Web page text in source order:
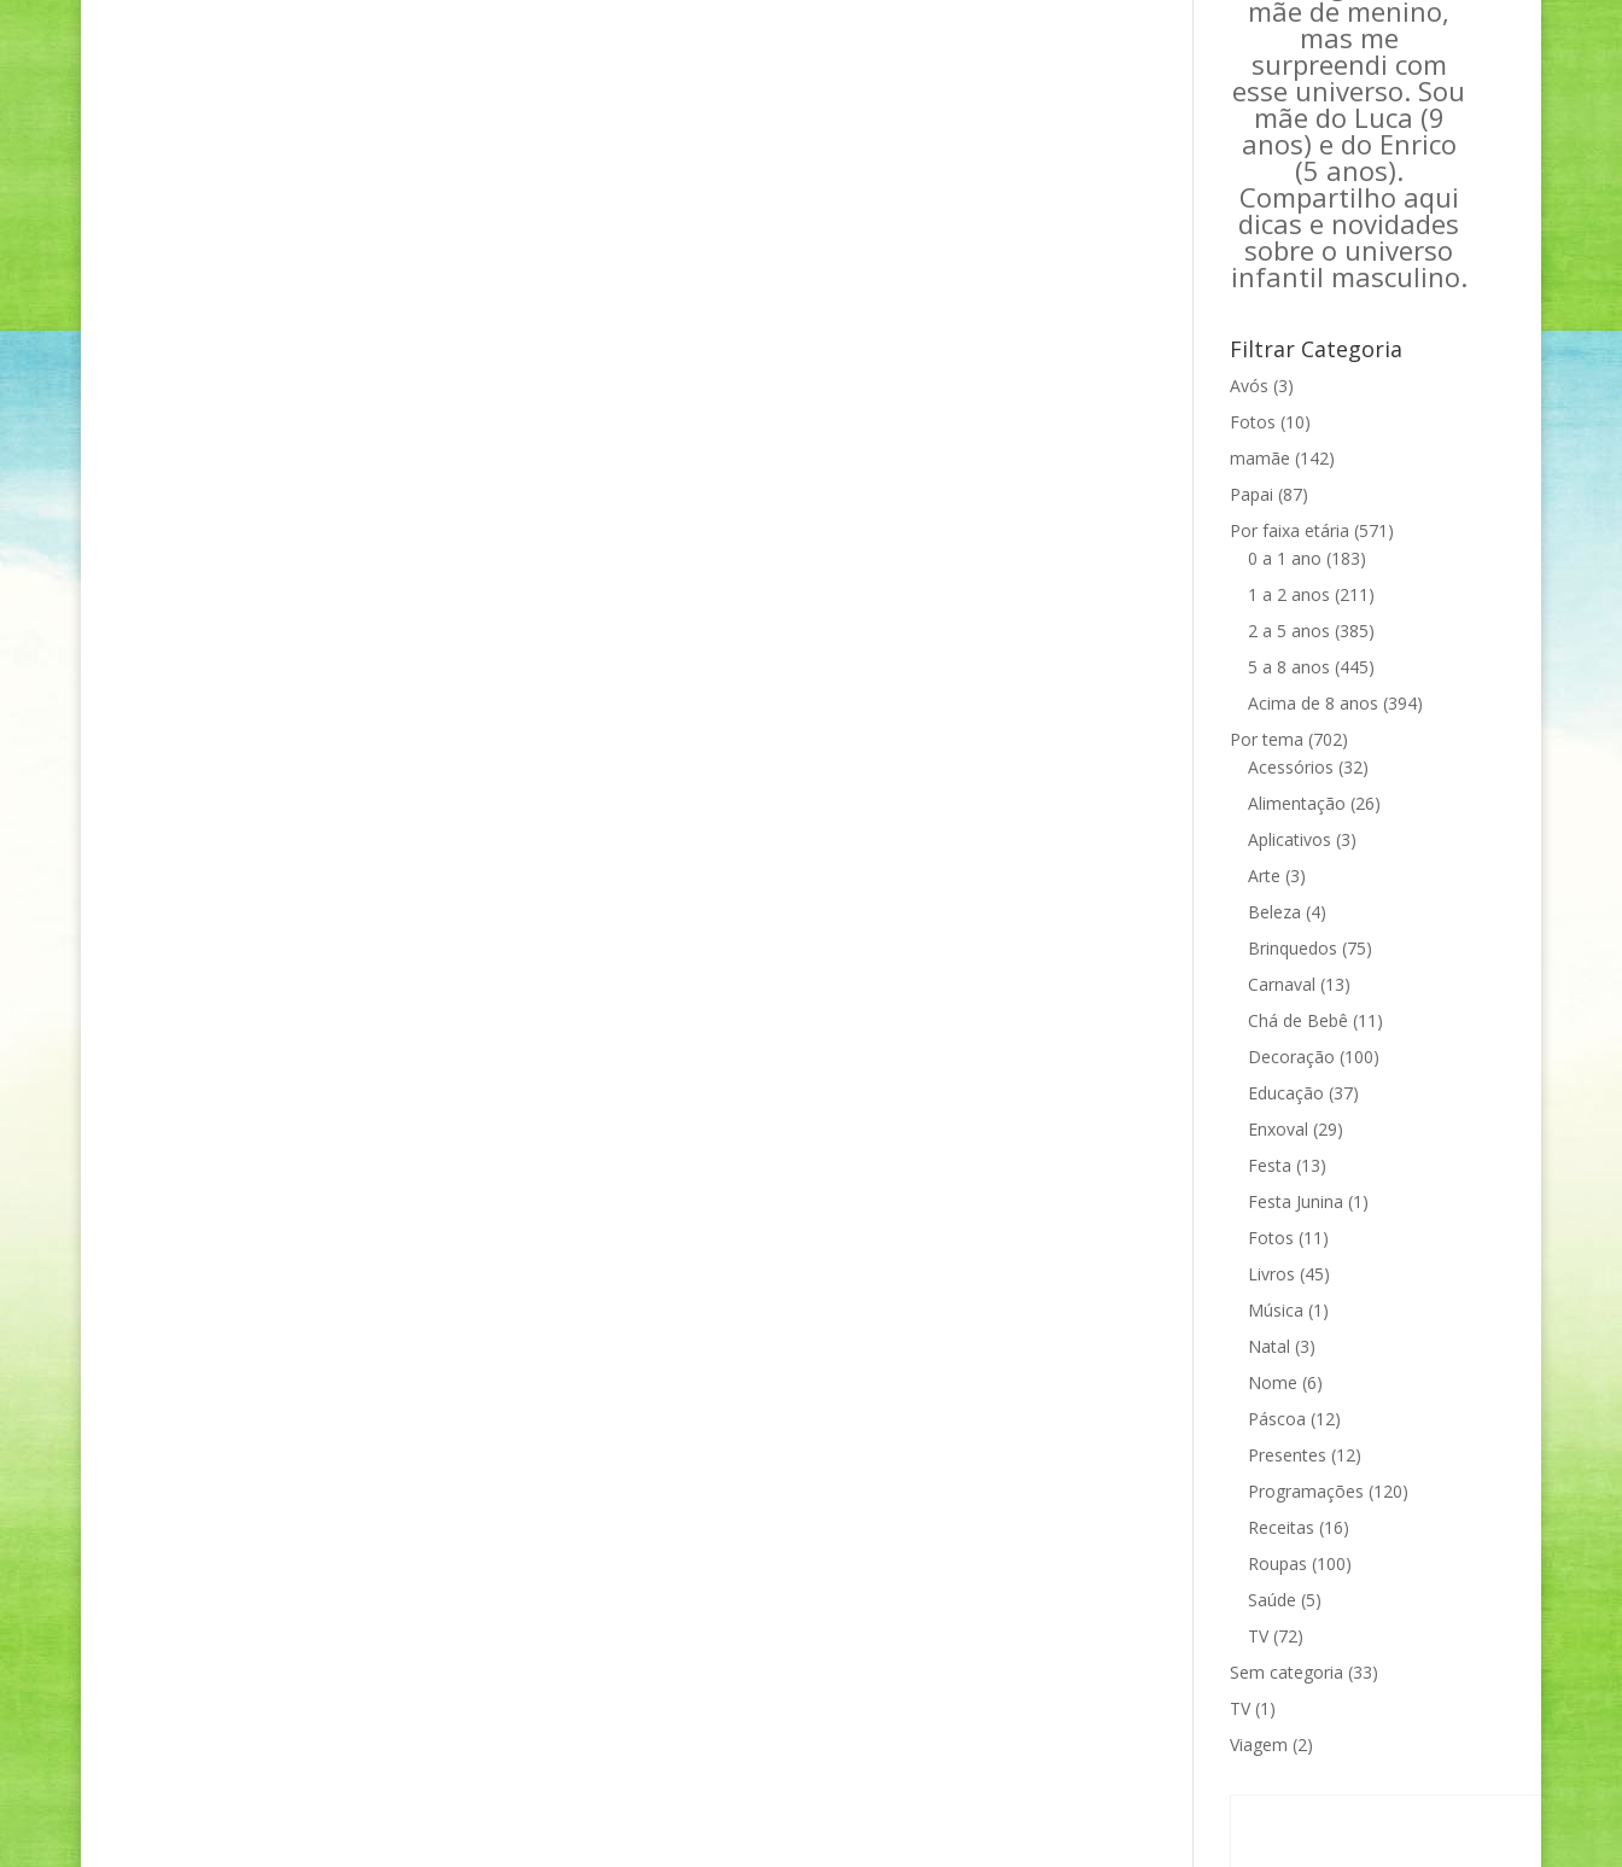
mãe de menino,
mas me
surpreendi com
esse universo. Sou
mãe do Luca (9
anos) e do Enrico
(5 anos).
Compartilho aqui
dicas e novidades
sobre o universo
infantil masculino.
Filtrar Categoria
Avós (3)
Fotos (10)
mamãe (142)
Papai (87)
Por faixa etária (571)
0 a 1 ano (183)
1 a 2 anos (211)
2 a 5 anos (385)
5 a 8 anos (445)
Acima de 8 anos (394)
Por tema (702)
Acessórios (32)
Alimentação (26)
Aplicativos (3)
Arte (3)
Beleza (4)
Brinquedos (75)
Carnaval (13)
Chá de Bebê (11)
Decoração (100)
Educação (37)
Enxoval (29)
Festa (13)
Festa Junina (1)
Fotos (11)
Livros (45)
Música (1)
Natal (3)
Nome (6)
Páscoa (12)
Presentes (12)
Programações (120)
Receitas (16)
Roupas (100)
Saúde (5)
TV(72)
Sem categoria (33)
TV(1)
Viagem (2)